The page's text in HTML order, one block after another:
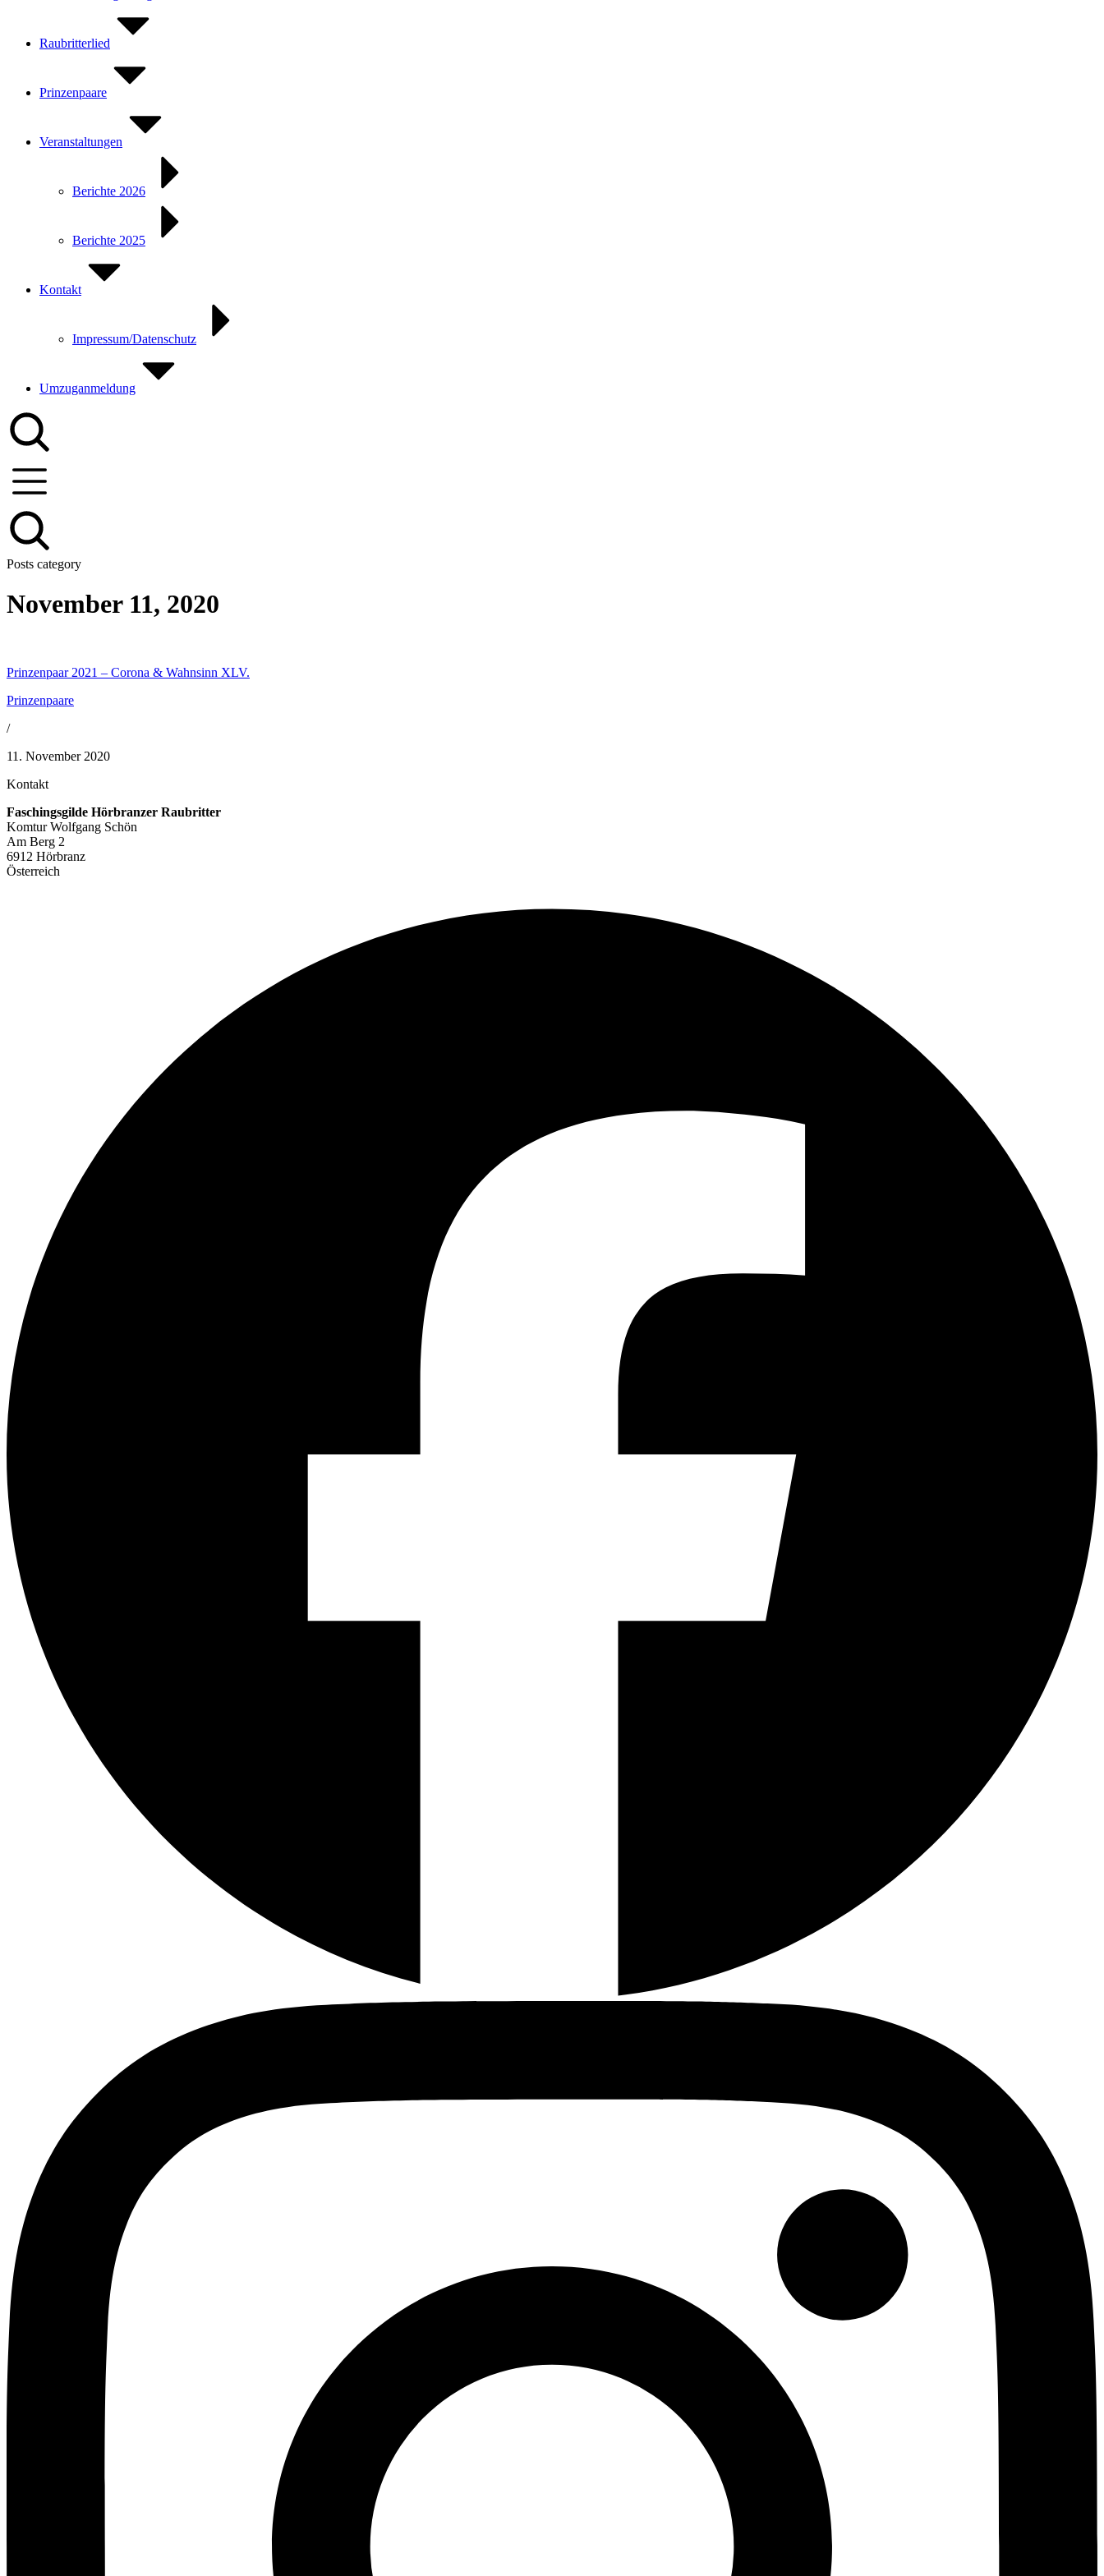
Raubritterlied
Prinzenpaare
Veranstaltungen
Berichte 2026
Berichte 2025
Kontakt
Impressum/Datenschutz
Umzuganmeldung
Posts category
November 11, 2020
Prinzenpaar 2021 – Corona & Wahnsinn XLV.
Prinzenpaare
/
11. November 2020
Kontakt
Faschingsgilde Hörbranzer Raubritter
Komtur Wolfgang Schön
Am Berg 2
6912 Hörbranz
Österreich